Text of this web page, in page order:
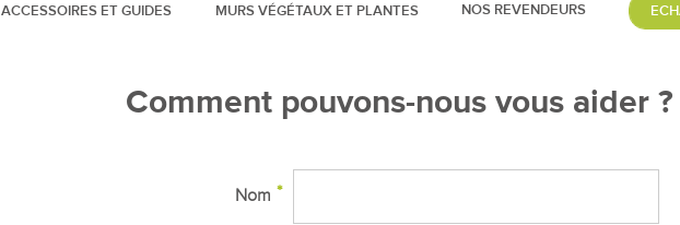
ACCESSOIRES ET GUIDES MURS VÉGÉTAUX ET PLANTES NOS REVENDEURS
Comment pouvons-nous vous aider ?
Nom